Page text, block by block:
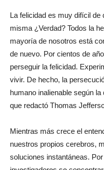
La felicidad es muy difícil
misma ¿Verdad? Todos la
mayoría de nosotros está
de nuevo. Por cientos de
perseguir la felicidad.
vivir. De hecho, la
humano inalienable según
que redactó Thomas
Mientras más crece el
nuestros propios cerebros,
soluciones instantáneas.